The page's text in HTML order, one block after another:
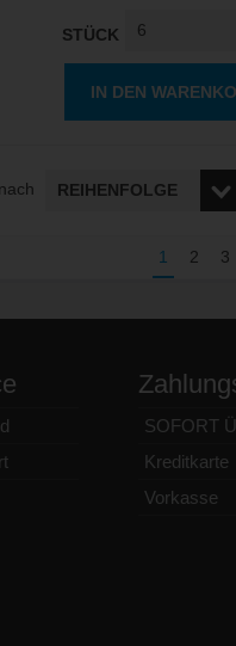
STÜCK
IN DEN
1 2 3
SOFORT
Kreditkarte
Vorkasse